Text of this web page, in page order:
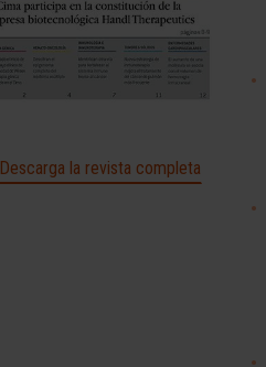
Descarga la revista completa